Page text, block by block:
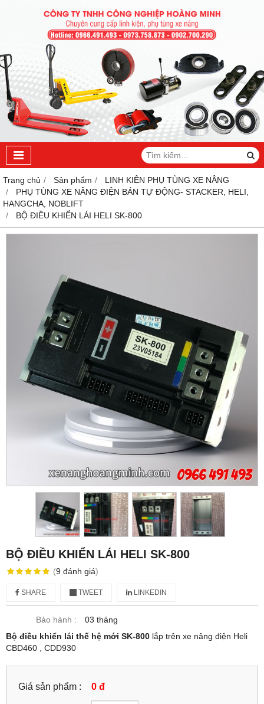
Trang chủ Sản phẩm
LINH KIÊN PHỤ TÙNG XE NÂNG
PHỤ TÙNG XE NÂNG ĐIỆN BÁN TỰ ĐỘNG- STACKER, HELI,
HANGCHA, NOBLIFT
BỘ ĐIỀU KHIỂN LÁI HELI SK-800
BỘ ĐIỀU KHIỂN LÁI HELI SK-800
(9 đánh giá)
SHARE TWEET LINKEDIN
Bảo hành :
03 tháng
Bộ điều khiển lái thế hệ mới SK-800 lắp trên xe nâng điện Heli
CBD460 , CDD930
Giá sản phẩm : 0 đ